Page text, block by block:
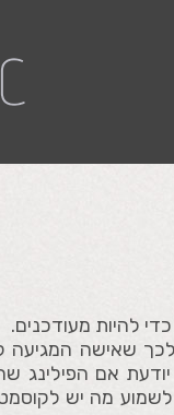
להיות מעודכנים.
לכך שאישה
יודעת אם
מה יש